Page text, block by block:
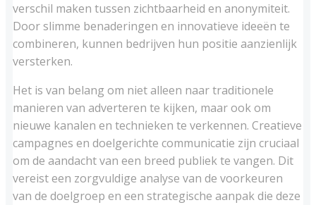
verschil maken tussen zichtbaarheid en anonymiteit.
Door slimme benaderingen en innovatieve ideeën te
combineren, kunnen bedrijven hun positie aanzienlijk
versterken.
Het is van belang om niet alleen naar traditionele
manieren van adverteren te kijken, maar ook om
nieuwe kanalen en technieken te verkennen. Creatieve
campagnes en doelgerichte communicatie zijn cruciaal
om de aandacht van een breed publiek te vangen. Dit
vereist een zorgvuldige analyse van de voorkeuren
van de doelgroep en een strategische aanpak die deze